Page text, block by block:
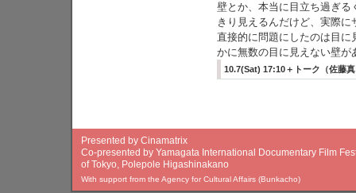
壁とか、本当に目立ち過ぎる
きり見えるんだけど、実際に
直接的に問題にしたのは目
かに無数の目に見えない壁が
10.7(Sat) 17:10＋トーク（佐藤
Presented by Cinamatrix
Co-presented by Yamagata International Documentary Film
of Tokyo, Polepole Higashinakano
With support from the Agency for Cultural Affairs (Bunkacho)